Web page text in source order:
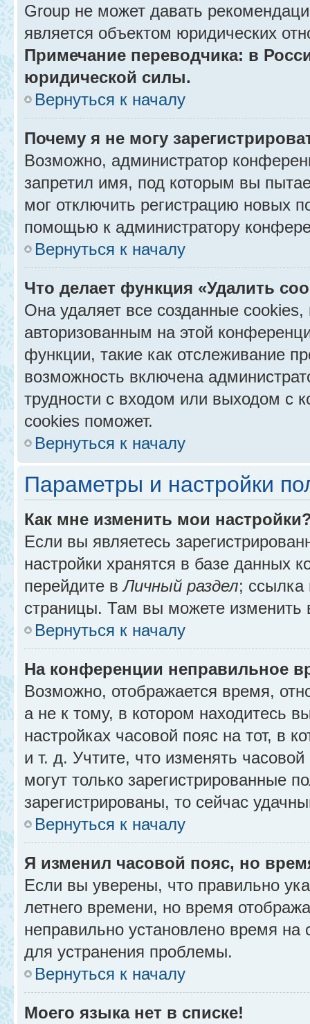
Group не может давать
является объектом юридических
Примечание переводчика: в
юридической силы.
Вернуться к началу
Почему я не могу
Возможно, администратор
запретил имя, под которым вы
мог отключить регистрацию новых
помощью к администратору
Вернуться к началу
Что делает функция «Удалить
Она удаляет все созданные
авторизованным на этой
функции, такие как отслеживание
возможность включена
трудности с входом или выходом с
cookies поможет.
Вернуться к началу
Параметры и настройки
Как мне изменить мои
Если вы являетесь
настройки хранятся в базе данных
перейдите вЛичный раздел; ссылка
страницы. Там вы можете изменить
Вернуться к началу
На конференции неправильное
Возможно, отображается время,
а не к тому, в котором находитесь
настройках часовой пояс на тот, в
и т. д. Учтите, что изменять
могут только зарегистрированные
зарегистрированы, то сейчас
Вернуться к началу
Я изменил часовой пояс, но
Если вы уверены, что правильно
летнего времени, но время
неправильно установлено время
для устранения проблемы.
Вернуться к началу
Моего языка нет в списке!